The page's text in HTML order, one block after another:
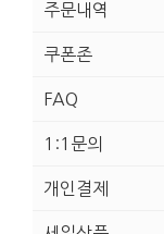
주문내역
쿠폰존
FAQ
1:1문의
개인결제